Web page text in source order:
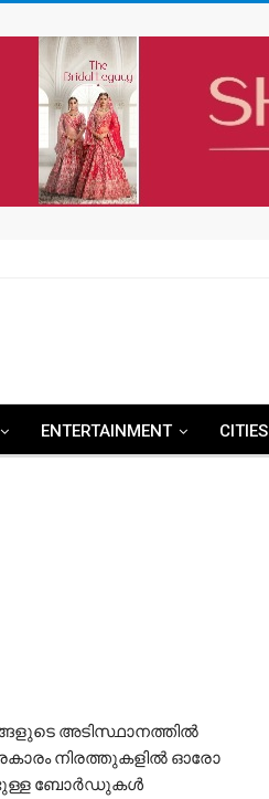
ENTERTAINMENT CITIES
അടിസ്ഥാനത്തിൽ
നിരത്തുകളിൽ ഓരോ
ബോർഡുകൾ